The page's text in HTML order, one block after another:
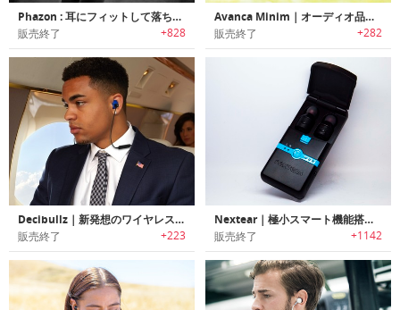
Phazon : 耳にフィットして落ちないワイヤレスイヤホン「ファゾン」
販売終了 +828
Avanca Minim｜オーディオ品質/クラフトマンシップ/デザインが完璧なバランスで調和したワイヤレスイヤホン「アバンカミニム」
販売終了 +282
Decibullz｜新発想のワイヤレスカスタムモールドイヤホン「デジブルズ」
販売終了 +223
Nextear｜極小スマート機能搭載のワイヤレスイヤホン「ネクストイヤー」
販売終了 +1142